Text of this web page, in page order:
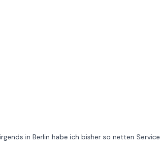
in Berlin habe ich bisher so netten Service